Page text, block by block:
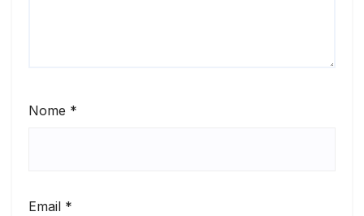
Nome *
Email *